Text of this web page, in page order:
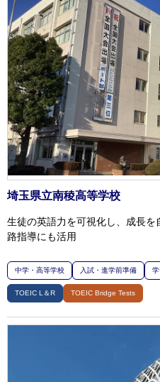
埼玉県立南稜高等学校
生徒の英語力を可視化し、成長
路指導にも活用
中学・高等学校 入試・進学前準備
TOEIC L＆R TOEIC Bridge Tests